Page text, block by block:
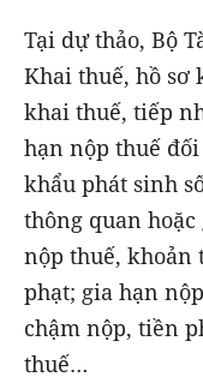
Tại dự thảo, Bộ
Khai thuế, hồ sơ
khai thuế, tiếp
hạn nộp thuế
khẩu phát sinh
thông quan
nộp thuế, khoản
phạt; gia hạn
chậm nộp, tiền
thuế…